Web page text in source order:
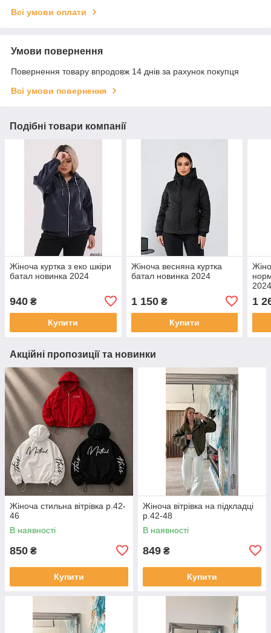
Всі умови оплати
Умови повернення
Повернення товару впродовж 14 днів за рахунок покупця
Всі умови повернення
Подібні товари компанії
Жіноча куртка з еко шкіри
батал новинка 2024
940 ₴
Купити
Жіноча весняна куртка
батал новинка 2024
1 150₴
Купити
1
Акційні пропозиції та новинки
Жіноча стильна вітрівка р.42-
46
В наявності
850 ₴
Купити
Жіноча вітрівка на підкладці
р.42-48
В наявності
849 ₴
Купити